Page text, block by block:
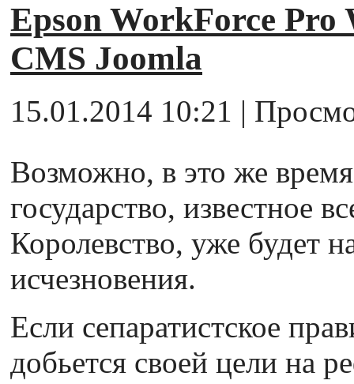
Epson WorkForce Pro
CMS Joomla
15.01.2014 10:21 |
Возможно, в это же
государство, известное
Королевство, уже будет
исчезновения.
Если сепаратистское
добьется своей цели на